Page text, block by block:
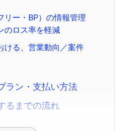
リー・BP）の情報管理
のロス率を軽減
ける、営業動向／案件
ラン・支払い方法
るまでの流れ